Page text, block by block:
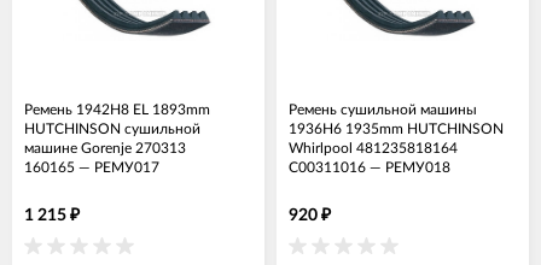
Ремень 1942H8 EL 1893mm
HUTCHINSON сушильной
машине Gorenje 270313
160165 — РЕМУ017
1 215 ₽
Ремень сушильной машины
1936H6 1935mm HUTCHINSON
Whirlpool 481235818164
C00311016 — РЕМУ018
920 ₽